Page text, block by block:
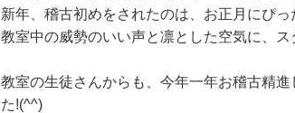
新年、稽古初めをされたのは、お正月にぴっ
教室中の威勢のいい声と凛とした空気に、
教室の生徒さんからも、今年一年お稽古精
た!(^^)